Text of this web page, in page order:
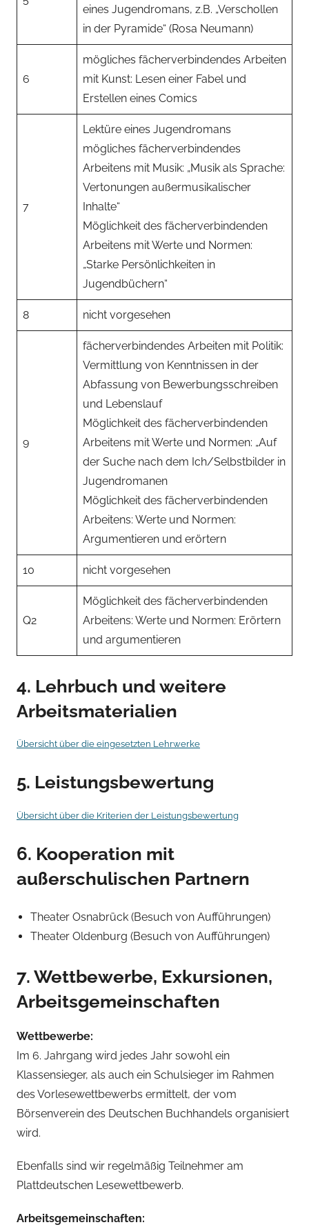
eines Jugendromans, z.B. „Verschollen
in der Pyramide“ (Rosa Neumann)
6
mögliches fächerverbindendes Arbeiten
mit Kunst: Lesen einer Fabel und
Erstellen eines Comics
7
Lektüre eines Jugendromans
mögliches fächerverbindendes
Arbeitens mit Musik: „Musik als Sprache:
Vertonungen außermusikalischer
Inhalte“
Möglichkeit des fächerverbindenden
Arbeitens mit Werte und Normen:
„Starke Persönlichkeiten in
Jugendbüchern“
8 nicht vorgesehen
9
fächerverbindendes Arbeiten mit Politik:
Vermittlung von Kenntnissen in der
Abfassung von Bewerbungsschreiben
und Lebenslauf
Möglichkeit des fächerverbindenden
Arbeitens mit Werte und Normen: „Auf
der Suche nach dem Ich/Selbstbilder in
Jugendromanen
Möglichkeit des fächerverbindenden
Arbeitens: Werte und Normen:
Argumentieren und erörtern
10 nicht vorgesehen
Q2
Möglichkeit des fächerverbindenden
Arbeitens: Werte und Normen: Erörtern
und argumentieren
4. Lehrbuch und weitere
Arbeitsmaterialien
Übersicht über die eingesetzten Lehrwerke
5. Leistungsbewertung
Übersicht über die Kriterien der Leistungsbewertung
6. Kooperation mit
außerschulischen Partnern
Theater Osnabrück (Besuch von Aufführungen)
Theater Oldenburg (Besuch von Aufführungen)
7. Wettbewerbe, Exkursionen,
Arbeitsgemeinschaften
Wettbewerbe:
Im 6. Jahrgang wird jedes Jahr sowohl ein
Klassensieger, als auch ein Schulsieger im Rahmen
des Vorlesewettbewerbs ermittelt, der vom
Börsenverein des Deutschen Buchhandels organisiert
wird.
Ebenfalls sind wir regelmäßig Teilnehmer am
Plattdeutschen Lesewettbewerb.
Arbeitsgemeinschaften: